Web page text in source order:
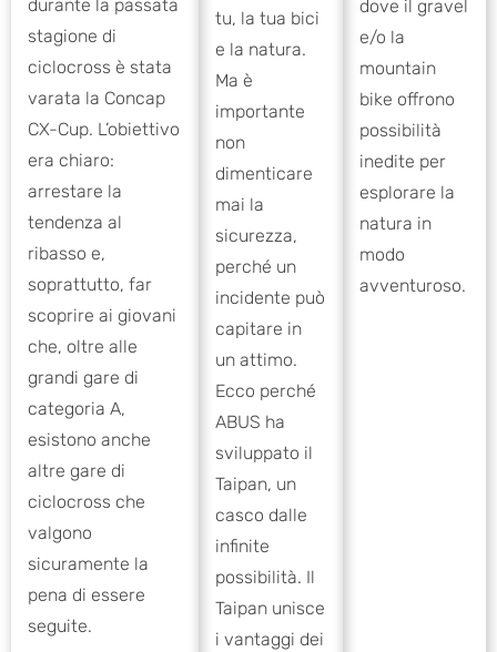
durante la passata
stagione di
ciclocross è stata
varata la Concap
CX-Cup. L’obiettivo
era chiaro:
arrestare la
tendenza al
ribasso e,
soprattutto, far
scoprire ai giovani
che, oltre alle
grandi gare di
categoria A,
esistono anche
altre gare di
ciclocross che
valgono
sicuramente la
pena di essere
seguite.
tu, la tua bici
e la natura.
Ma è
importante
non
dimenticare
mai la
sicurezza,
perché un
incidente può
capitare in
un attimo.
Ecco perché
ABUS ha
sviluppato il
Taipan, un
casco dalle
infinite
possibilità. Il
Taipan unisce
i vantaggi dei
dove il gravel
e/o la
mountain
bike offrono
possibilità
inedite per
esplorare la
natura in
modo
avventuroso.